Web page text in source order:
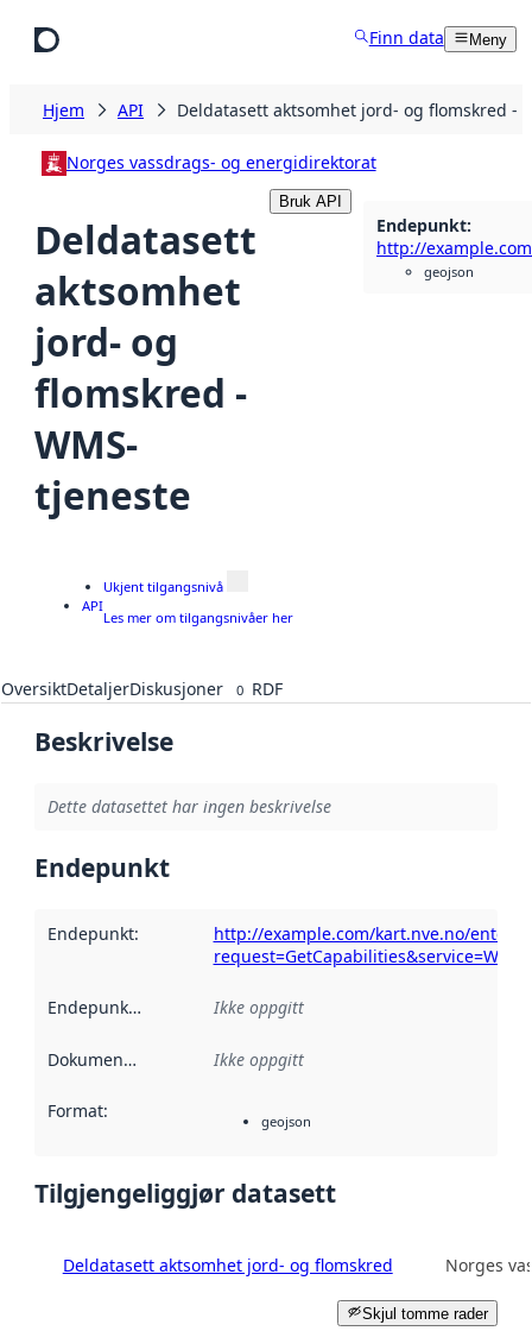
Finn data Meny
Hjem API Deldatasett aktsomhet jord- og flomskred -
Norges vassdrags- og energidirektorat
Deldatasett
aktsomhet
jord- og
flomskred -
WMS-
tjeneste
Bruk API
Endepunkt:
geojson
API
Ukjent tilgangsnivå
Les mer om tilgangsnivåer her
OversiktDetaljerDiskusjoner 0 RDF
Beskrivelse
Dette datasettet har ingen beskrivelse
Endepunkt
Endepunkt:
http://example.com/kart.nve.no/
request=GetCapabilities&service=WMS
Endepunktbeskrivelse :
Ikke oppgitt
Dokumentasjon Ikke oppgitt
Format: geojson
Tilgjengeliggjør datasett
Deldatasett aktsomhet jord- og flomskred Norges
Skjul tomme rader